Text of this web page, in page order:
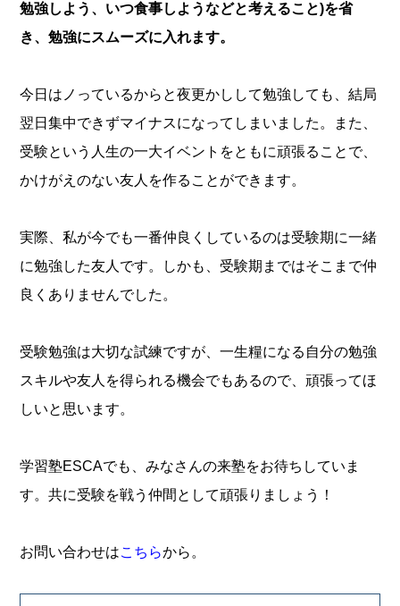
勉強しよう、いつ食事しようなどと考えること)を省
き、勉強にスムーズに入れます。
今日はノっているからと夜更かしして勉強しても、結局
翌日集中できずマイナスになってしまいました。また、
受験という人生の一大イベントをともに頑張ることで、
かけがえのない友人を作ることができます。
実際、私が今でも一番仲良くしているのは受験期に一緒
に勉強した友人です。しかも、受験期まではそこまで仲
良くありませんでした。
受験勉強は大切な試練ですが、一生糧になる自分の勉強
スキルや友人を得られる機会でもあるので、頑張ってほ
しいと思います。
学習塾ESCAでも、みなさんの来塾をお待ちしていま
す。共に受験を戦う仲間として頑張りましょう！
お問い合わせはこちらから。